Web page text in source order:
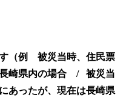
（例 被災当時、住民票
長崎県内の場合 / 被災当
あったが、現在は長崎県